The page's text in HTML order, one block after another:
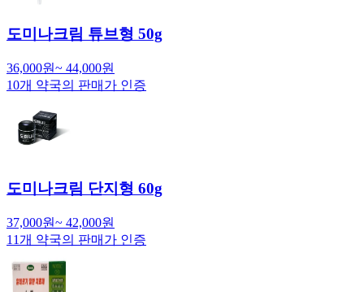
도미나크림 튜브형 50g
36,000원~ 44,000원
10개 약국의 판매가 인증
도미나크림 단지형 60g
37,000원~ 42,000원
11개 약국의 판매가 인증